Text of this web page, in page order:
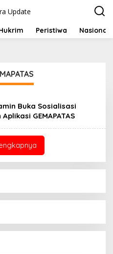
Peristiwa Nasional
Buka Sosialisasi
GEMAPATAS